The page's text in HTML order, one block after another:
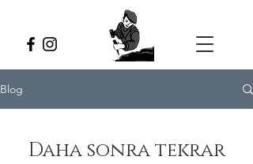
Blog
Daha sonra tekrar